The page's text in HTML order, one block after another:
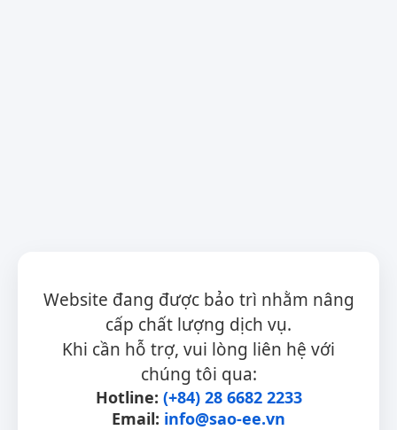
Website đang được bảo trì nhằm nâng
cấp chất lượng dịch vụ.
Khi cần hỗ trợ, vui lòng liên hệ với
chúng tôi qua:
Hotline: (+84) 28 6682 2233
Email: info@sao-ee.vn